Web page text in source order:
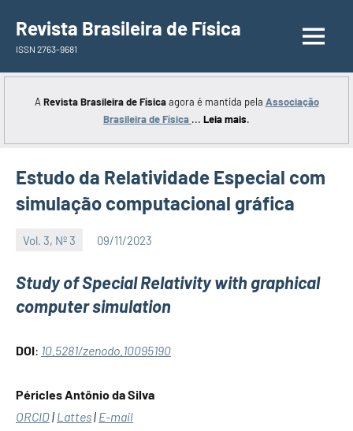
para
conteúdo
Revista Brasileira de Física
ISSN 2763-9681
A Revista Brasileira de Físicaagora é mantida pela Associação
Brasileira de Física ... Leia mais.
Estudo da Relatividade Especial com
simulação computacional gráfica
Vol. 3, Nº 3 09/11/2023
Study of Special Relativity with graphical
computer simulation
DOI: 10.5281/zenodo.10095190
Péricles Antônio da Silva
ORCID| Lattes| E-mail